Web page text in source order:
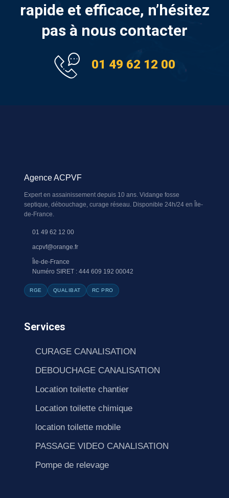
rapide et efficace, n’hésitez
pas à nous contacter
01 49 62 12 00
Agence ACPVF
Expert en assainissement depuis 10 ans. Vidange fosse
septique, débouchage, curage réseau. Disponible 24h/24 en Île-
de-France.
01 49 62 12 00
acpvf@orange.fr
Île-de-France
Numéro SIRET : 444 609 192 00042
RGE QUALIBAT RC PRO
Services
CURAGE CANALISATION
DEBOUCHAGE CANALISATION
Location toilette chantier
Location toilette chimique
location toilette mobile
PASSAGE VIDEO CANALISATION
Pompe de relevage